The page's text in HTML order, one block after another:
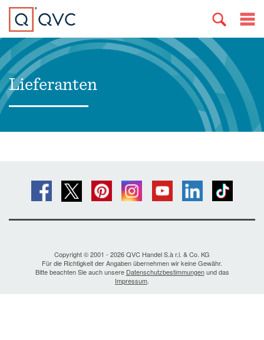
Lieferanten
Copyright © 2001 - 2026 QVC Handel S.à r.l. & Co. KG
Für die Richtigkeit der Angaben übernehmen wir keine Gewähr.
Bitte beachten Sie auch unsere Datenschutzbestimmungenund das
Impressum.